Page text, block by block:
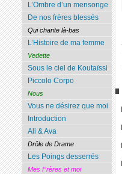
L’Ombre d’un mensonge
De nos frères blessés
Qui chante là-bas
L’Histoire de ma femme
Vedette
Sous le ciel de Koutaïssi
Piccolo Corpo
Nous
Vous ne désirez que moi
Introduction
Ali & Ava
Drôle de Drame
Les Poings desserrés
Mes Frères et moi